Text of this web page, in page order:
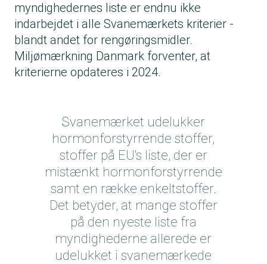
myndighedernes liste er endnu ikke
indarbejdet i alle Svanemærkets kriterier -
blandt andet for rengøringsmidler.
Miljømærkning Danmark forventer, at
kriterierne opdateres i 2024.
Svanemærket udelukker
hormonforstyrrende stoffer,
stoffer på EU's liste, der er
mistænkt hormonforstyrrende
samt en række enkeltstoffer.
Det betyder, at mange stoffer
på den nyeste liste fra
myndighederne allerede er
udelukket i svanemærkede